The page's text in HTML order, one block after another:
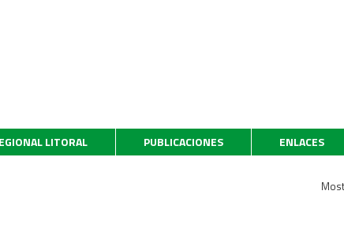
LITORAL PUBLICACIONES ENLACES